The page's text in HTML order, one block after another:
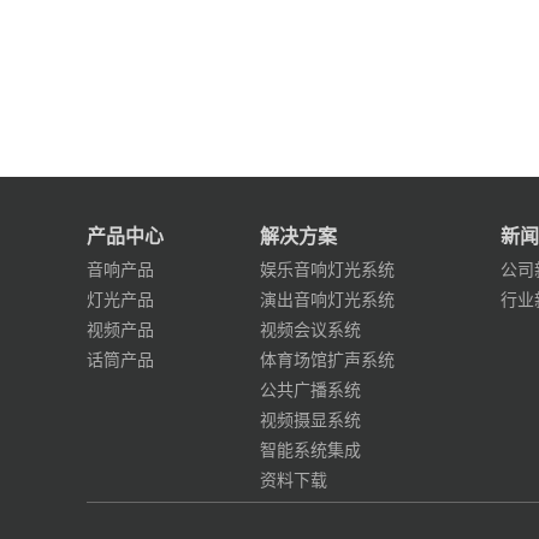
产品中心
音响产品
灯光产品
视频产品
话筒产品
解决方案
娱乐音响灯光系统
演出音响灯光系统
视频会议系统
体育场馆扩声系统
公共广播系统
视频摄显系统
智能系统集成
资料下载
新
公司
行业